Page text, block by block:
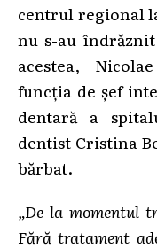
centrul regional
nu s-au
acestea,
funcția de șef
dentară a
dentist Cristina
bărbat.
„De la momentul
Fără tratament